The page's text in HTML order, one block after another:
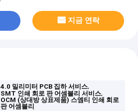
지금 연락
4.0 밀리미터 PCB 집하 서비스,
SMT 인쇄 회로 판 어셈블리 서비스,
OCM (상대방 상표제품) 스엠티 인쇄 회로
판 어셈블리